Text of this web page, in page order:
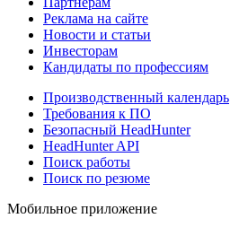
Реклама на сайте
Новости и статьи
Инвесторам
Кандидаты по профессиям
Производственный календарь
Требования к ПО
Безопасный HeadHunter
HeadHunter API
Поиск работы
Поиск по резюме
Мобильное приложение